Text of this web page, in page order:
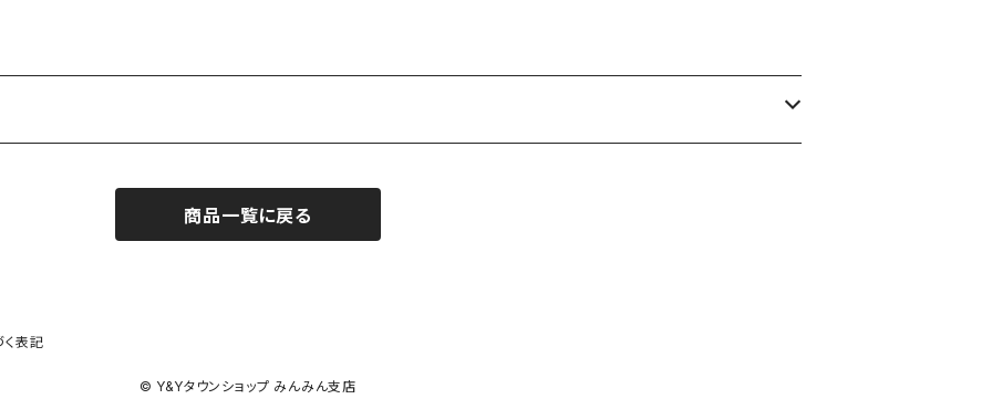
商品一覧に戻る
表記
© Y&Yタウンショップ みんみん支店